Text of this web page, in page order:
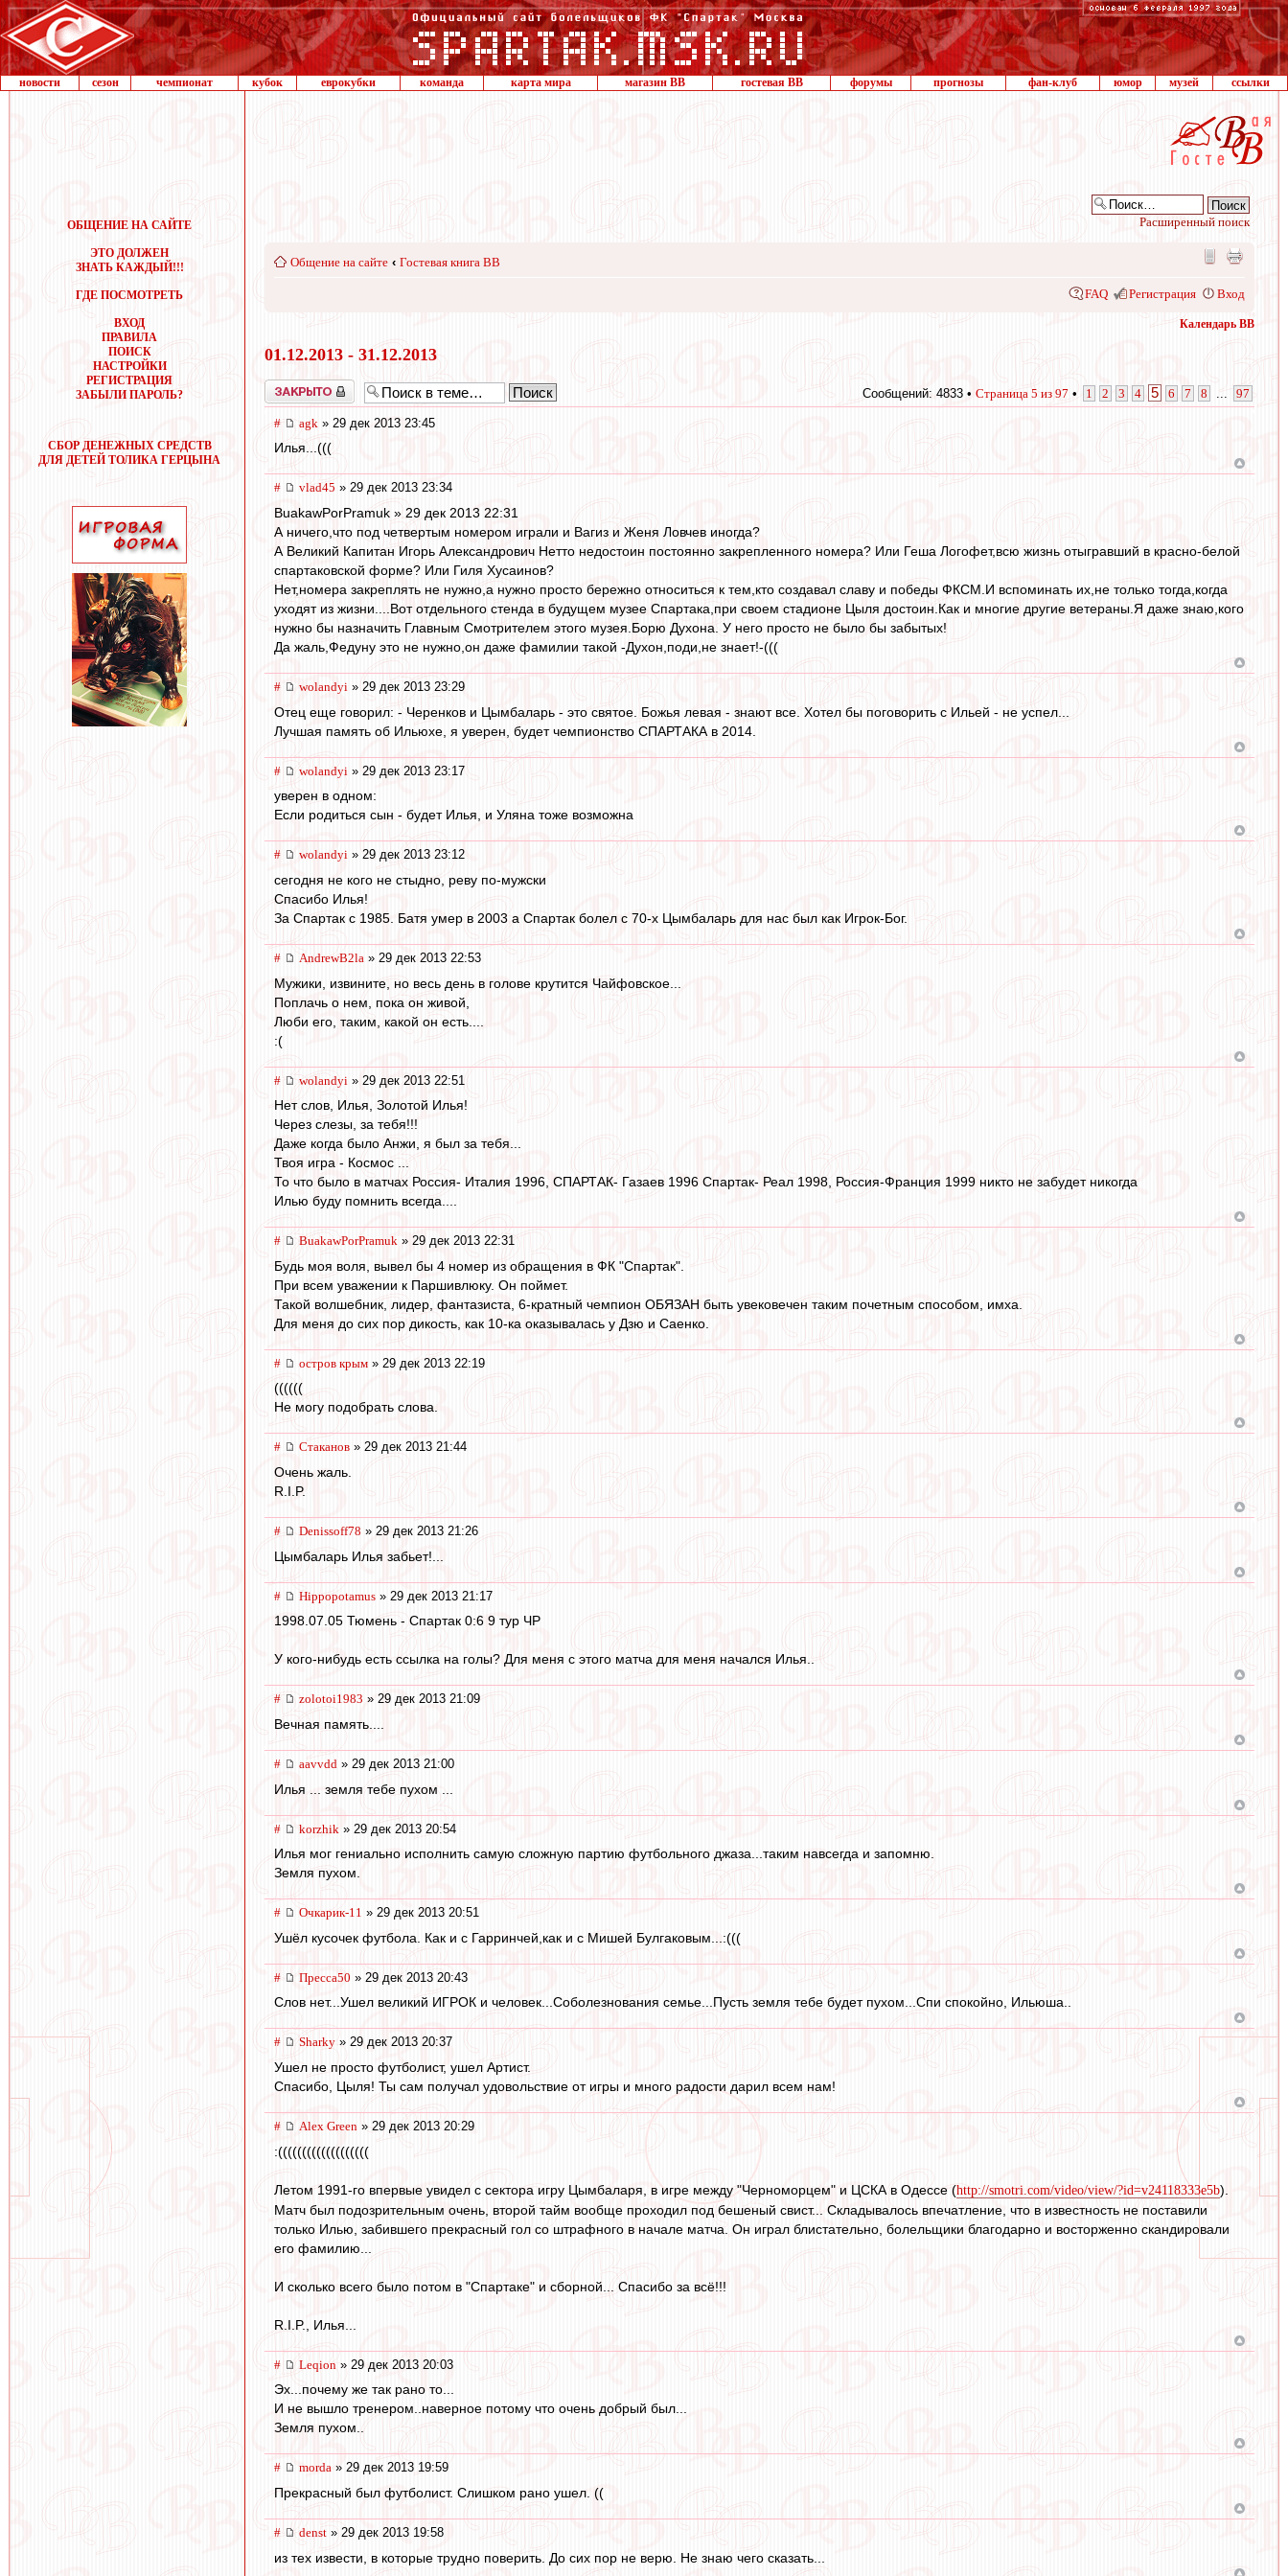
новости сезон чемпионат кубок еврокубки команда карта мира магазин ВВ гостевая ВВ форумы прогнозы фан-клуб юмор музей ссылки
ОБЩЕНИЕ НА САЙТЕ
ЭТО ДОЛЖЕН
ЗНАТЬ КАЖДЫЙ!!!
ГДЕ ПОСМОТРЕТЬ
ВХОД
ПРАВИЛА
ПОИСК
НАСТРОЙКИ
РЕГИСТРАЦИЯ
ЗАБЫЛИ ПАРОЛЬ?
СБОР ДЕНЕЖНЫХ СРЕДСТВ
ДЛЯ ДЕТЕЙ ТОЛИКА ГЕРЦЫНА
Расширенный поиск
Общение на сайте ‹ Гостевая книга ВВ
FAQ Регистрация Вход
Календарь ВВ
01.12.2013 - 31.12.2013
Закрыто Сообщений: 4833 • Страница 5 из 97 • 1 2 3 4 5 6 7 8 97
# agk » 29 дек 2013 23:45
Илья...(((
# vlad45 » 29 дек 2013 23:34
BuakawPorPramuk » 29 дек 2013 22:31
А ничего,что под четвертым номером играли и Вагиз и Женя Ловчев иногда?
А Великий Капитан Игорь Александрович Нетто недостоин постоянно закрепленного номера? Или Геша Логофет,всю жизнь отыгравший в красно-белой
спартаковской форме? Или Гиля Хусаинов?
Нет,номера закреплять не нужно,а нужно просто бережно относиться к тем,кто создавал славу и победы ФКСМ.И вспоминать их,не только тогда,когда
уходят из жизни....Вот отдельного стенда в будущем музее Спартака,при своем стадионе Цыля достоин.Как и многие другие ветераны.Я даже знаю,кого
нужно бы назначить Главным Смотрителем этого музея.Борю Духона. У него просто не было бы забытых!
Да жаль,Федуну это не нужно,он даже фамилии такой -Духон,поди,не знает!-(((
# wolandyi » 29 дек 2013 23:29
Отец еще говорил: - Черенков и Цымбаларь - это святое. Божья левая - знают все. Хотел бы поговорить с Ильей - не успел...
Лучшая память об Ильюхе, я уверен, будет чемпионство СПАРТАКА в 2014.
# wolandyi » 29 дек 2013 23:17
уверен в одном:
Если родиться сын - будет Илья, и Уляна тоже возможна
# wolandyi » 29 дек 2013 23:12
сегодня не кого не стыдно, реву по-мужски
Спасибо Илья!
За Спартак с 1985. Батя умер в 2003 а Спартак болел с 70-х Цымбаларь для нас был как Игрок-Бог.
# AndrewB2la » 29 дек 2013 22:53
Мужики, извините, но весь день в голове крутится Чайфовское...
Поплачь о нем, пока он живой,
Люби его, таким, какой он есть....
:(
# wolandyi » 29 дек 2013 22:51
Нет слов, Илья, Золотой Илья!
Через слезы, за тебя!!!
Даже когда было Анжи, я был за тебя...
Твоя игра - Космос ...
То что было в матчах Россия- Италия 1996, СПАРТАК- Газаев 1996 Спартак- Реал 1998, Россия-Франция 1999 никто не забудет никогда
Илью буду помнить всегда....
# BuakawPorPramuk » 29 дек 2013 22:31
Будь моя воля, вывел бы 4 номер из обращения в ФК "Спартак".
При всем уважении к Паршивлюку. Он поймет.
Такой волшебник, лидер, фантазиста, 6-кратный чемпион ОБЯЗАН быть увековечен таким почетным способом, имха.
Для меня до сих пор дикость, как 10-ка оказывалась у Дзю и Саенко.
# остров крым » 29 дек 2013 22:19
((((((
Не могу подобрать слова.
# Cтаканов » 29 дек 2013 21:44
Очень жаль.
R.I.P.
# Denissoff78 » 29 дек 2013 21:26
Цымбаларь Илья забьет!...
# Hippopotamus » 29 дек 2013 21:17
1998.07.05 Тюмень - Спартак 0:6 9 тур ЧР
У кого-нибудь есть ссылка на голы? Для меня с этого матча для меня начался Илья..
# zolotoi1983 » 29 дек 2013 21:09
Вечная память....
# aavvdd » 29 дек 2013 21:00
Илья ... земля тебе пухом ...
# korzhik » 29 дек 2013 20:54
Илья мог гениально исполнить самую сложную партию футбольного джаза...таким навсегда и запомню.
Земля пухом.
# Очкарик-11 » 29 дек 2013 20:51
Ушёл кусочек футбола. Как и с Гарринчей,как и с Мишей Булгаковым...:(((
# Пресса50 » 29 дек 2013 20:43
Слов нет...Ушел великий ИГРОК и человек...Соболезнования семье...Пусть земля тебе будет пухом...Спи спокойно, Ильюша..
# Sharky » 29 дек 2013 20:37
Ушел не просто футболист, ушел Артист.
Спасибо, Цыля! Ты сам получал удовольствие от игры и много радости дарил всем нам!
# Alex Green » 29 дек 2013 20:29
:(((((((((((((((((((
Летом 1991-го впервые увидел с сектора игру Цымбаларя, в игре между "Черноморцем" и ЦСКА в Одессе (http://smotri.com/video/view/?id=v24118333e5b).
Матч был подозрительным очень, второй тайм вообще проходил под бешеный свист... Складывалось впечатление, что в известность не поставили
только Илью, забившего прекрасный гол со штрафного в начале матча. Он играл блистательно, болельщики благодарно и восторженно скандировали
его фамилию...
И сколько всего было потом в "Спартаке" и сборной... Спасибо за всё!!!
R.I.P., Илья...
# Leqion » 29 дек 2013 20:03
Эх...почему же так рано то...
И не вышло тренером..наверное потому что очень добрый был...
Земля пухом..
# morda » 29 дек 2013 19:59
Прекрасный был футболист. Слишком рано ушел. ((
# denst » 29 дек 2013 19:58
из тех извести, в которые трудно поверить. До сих пор не верю. Не знаю чего сказать...